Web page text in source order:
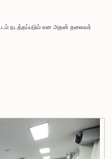
நடத்தப்படும் என அதன் தலைவர்